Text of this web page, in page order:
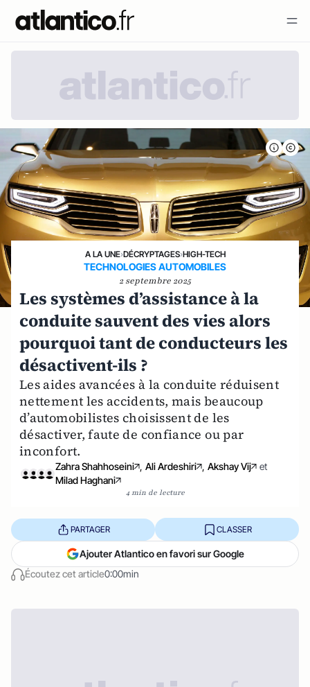
A LA UNE›DÉCRYPTAGES›HIGH-TECH
TECHNOLOGIES AUTOMOBILES
2 septembre 2025
Les systèmes d’assistance à la
conduite sauvent des vies alors
pourquoi tant de conducteurs les
désactivent-ils ?
Les aides avancées à la conduite réduisent
nettement les accidents, mais beaucoup
d’automobilistes choisissent de les
désactiver, faute de confiance ou par
inconfort.
Zahra Shahhoseini , Ali Ardeshiri , Akshay Vij
et
Milad Haghani
4 min de lecture
Écoutez cet article0:00min
PARTAGER CLASSER
Ajouter Atlantico en favori sur Google